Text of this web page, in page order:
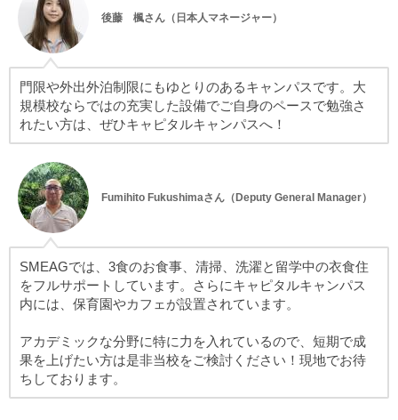
後藤 楓さん（日本人マネージャー）
門限や外出外泊制限にもゆとりのあるキャンパスです。大
規模校ならではの充実した設備でご自身のペースで勉強さ
れたい方は、ぜひキャピタルキャンパスへ！
Fumihito Fukushimaさん（Deputy General Manager）
SMEAGでは、3食のお食事、清掃、洗濯と留学中の衣食住
をフルサポートしています。さらにキャピタルキャンパス
内には、保育園やカフェが設置されています。
アカデミックな分野に特に力を入れているので、短期で成
果を上げたい方は是非当校をご検討ください！現地でお待
ちしております。